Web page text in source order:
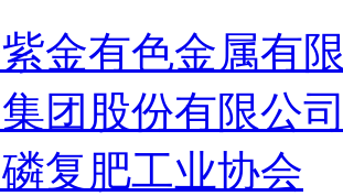
紫金有色金属有
集团股份有限公
磷复肥工业协会